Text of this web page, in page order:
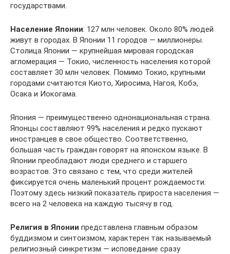
государствами.
Население Японии: 127 млн человек. Около 80% людей
живут в городах. В Японии 11 городов — миллионеры.
Столица Японии — крупнейшая мировая городская
агломерация — Токио, численность населения которой
составляет 30 млн человек. Помимо Токио, крупными
городами считаются Киото, Хиросима, Нагоя, Кобэ,
Осака и Иокогама.
Япония — преимущественно однонациональная страна.
Японцы составляют 99% населения и редко пускают
иностранцев в свое общество. Соответственно,
большая часть граждан говорят на японском языке. В
Японии преобладают люди среднего и старшего
возрастов. Это связано с тем, что среди жителей
фиксируется очень маленький процент рождаемости.
Поэтому здесь низкий показатель прироста населения —
всего на 2 человека на каждую тысячу в год.
Религия в Японии представлена главным образом
буддизмом и синтоизмом, характерен так называемый
религиозный синкретизм — исповедание сразу